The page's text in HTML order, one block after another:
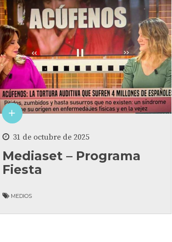
31 de octubre de 2025
Mediaset – Programa
Fiesta
MEDIOS